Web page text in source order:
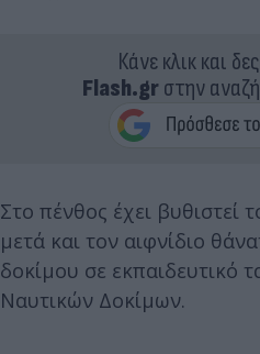
Κάνε κλικ και
Flash.grστην
Στο πένθος έχει βυθιστεί
μετά και τον αιφνίδιο
δοκίμου σε εκπαιδευτικό
Ναυτικών Δοκίμων.